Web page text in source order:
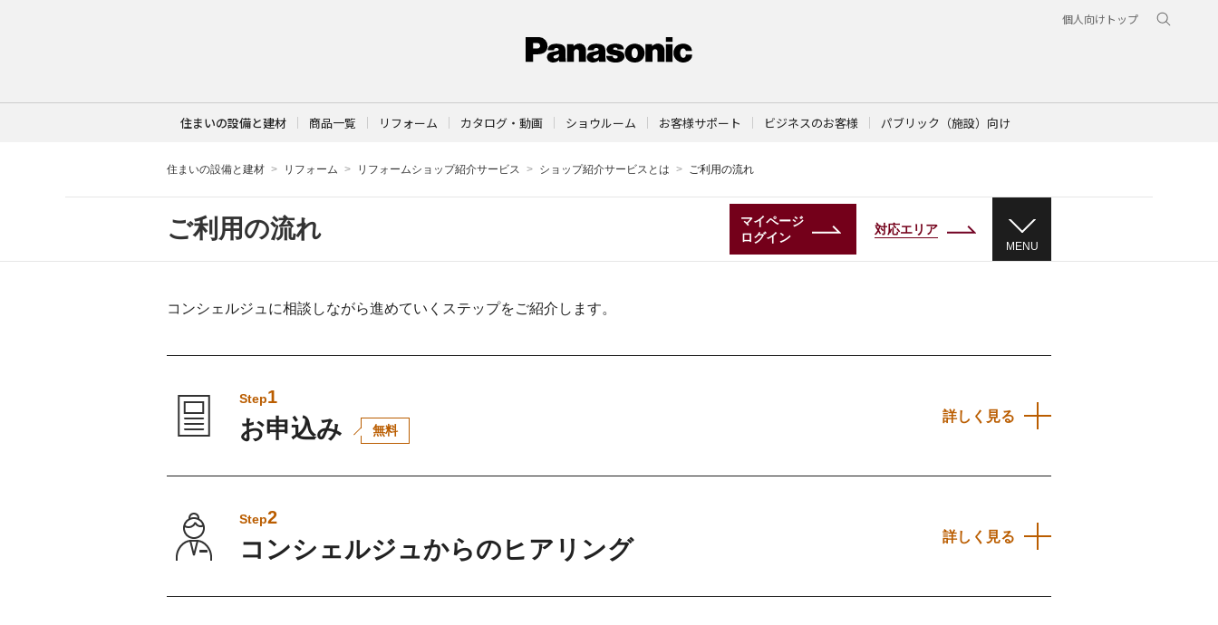
個人向けトップ
住まいの設備と建材 商品一覧 リフォーム カタログ・動画 ショウルーム お客様サポート ビジネスのお客様 パブリック（施設）向け
住まいの設備と建材 リフォーム リフォームショップ紹介サービス ショップ紹介サービスとは ご利用の流れ
ご利用の流れ
マイページ
ログイン
対応エリア
MENU
コンシェルジュに相談しながら進めていくステップをご紹介します。
Step1
お申込み 無料
詳しく見る
Step2
コンシェルジュからのヒアリング 詳しく見る